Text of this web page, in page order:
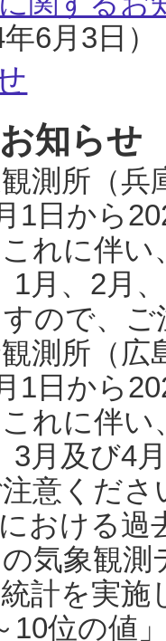
6月3日）
知らせ
測所（
1日から
れに伴い
1月、2月
ので、
測所（
1日から
れに伴い
3月及び4
意くだ
おける過
の気象観
計を実
10位の値